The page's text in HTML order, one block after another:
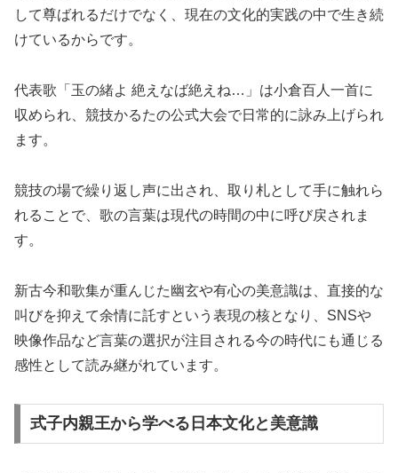
して尊ばれるだけでなく、現在の文化的実践の中で生き続
けているからです。
代表歌「玉の緒よ 絶えなば絶えね…」は小倉百人一首に
収められ、競技かるたの公式大会で日常的に詠み上げられ
ます。
競技の場で繰り返し声に出され、取り札として手に触れら
れることで、歌の言葉は現代の時間の中に呼び戻されま
す。
新古今和歌集が重んじた幽玄や有心の美意識は、直接的な
叫びを抑えて余情に託すという表現の核となり、SNSや
映像作品など言葉の選択が注目される今の時代にも通じる
感性として読み継がれています。
式子内親王から学べる日本文化と美意識